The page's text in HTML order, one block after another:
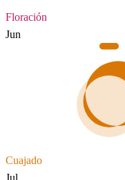
Floración
Jun
Cuajado
Jul